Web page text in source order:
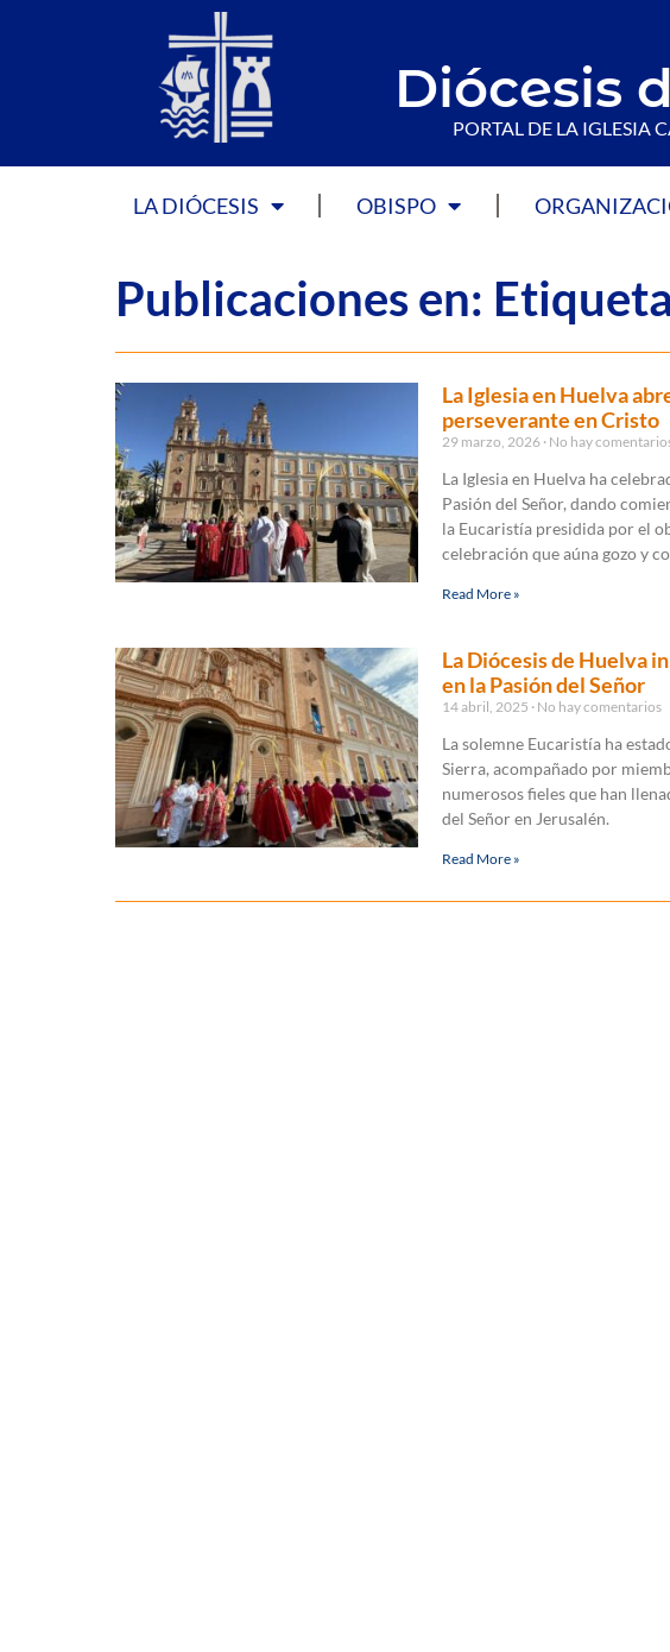
Diócesis
PORTAL DE LA IGLESIA
LA DIÓCESIS OBISPO
Publicaciones en:
La Iglesia en Huelva
perseverante en Cristo
29 marzo, 2026 No hay
La Iglesia en Huelva ha
Pasión del Señor, dando
la Eucaristía presidida por el
celebración que aúna gozo y
Read More »
La Diócesis de Huelva
en la Pasión del Señor
14 abril, 2025 No hay comentarios
La solemne Eucaristía ha
Sierra, acompañado por
numerosos fieles que han
del Señor en Jerusalén.
Read More »